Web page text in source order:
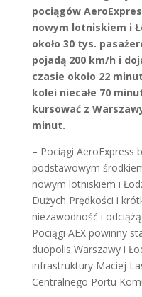
pociągów
nowym lotniskiem i
około 30 tys.
pojadą 200 km/h i
czasie około 22
kolei niecałe 70
kursować z
minut.
– Pociągi AeroExpress
podstawowym
nowym lotniskiem i
Dużych Prędkości i
niezawodność i
Pociągi AEX powinny
duopolis Warszawy i
infrastruktury Maciej
Centralnego Portu